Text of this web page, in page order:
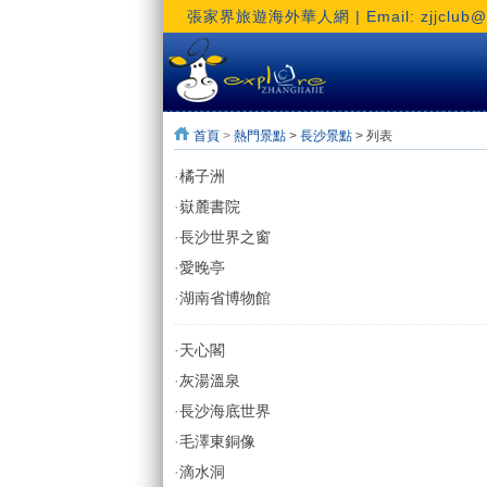
張家界旅遊海外華人網 | Email:
首頁 > 熱門景點 > 長沙景點 > 列表
·橘子洲
·嶽麓書院
·長沙世界之窗
·愛晚亭
·湖南省博物館
·天心閣
·灰湯溫泉
·長沙海底世界
·毛澤東銅像
·滴水洞